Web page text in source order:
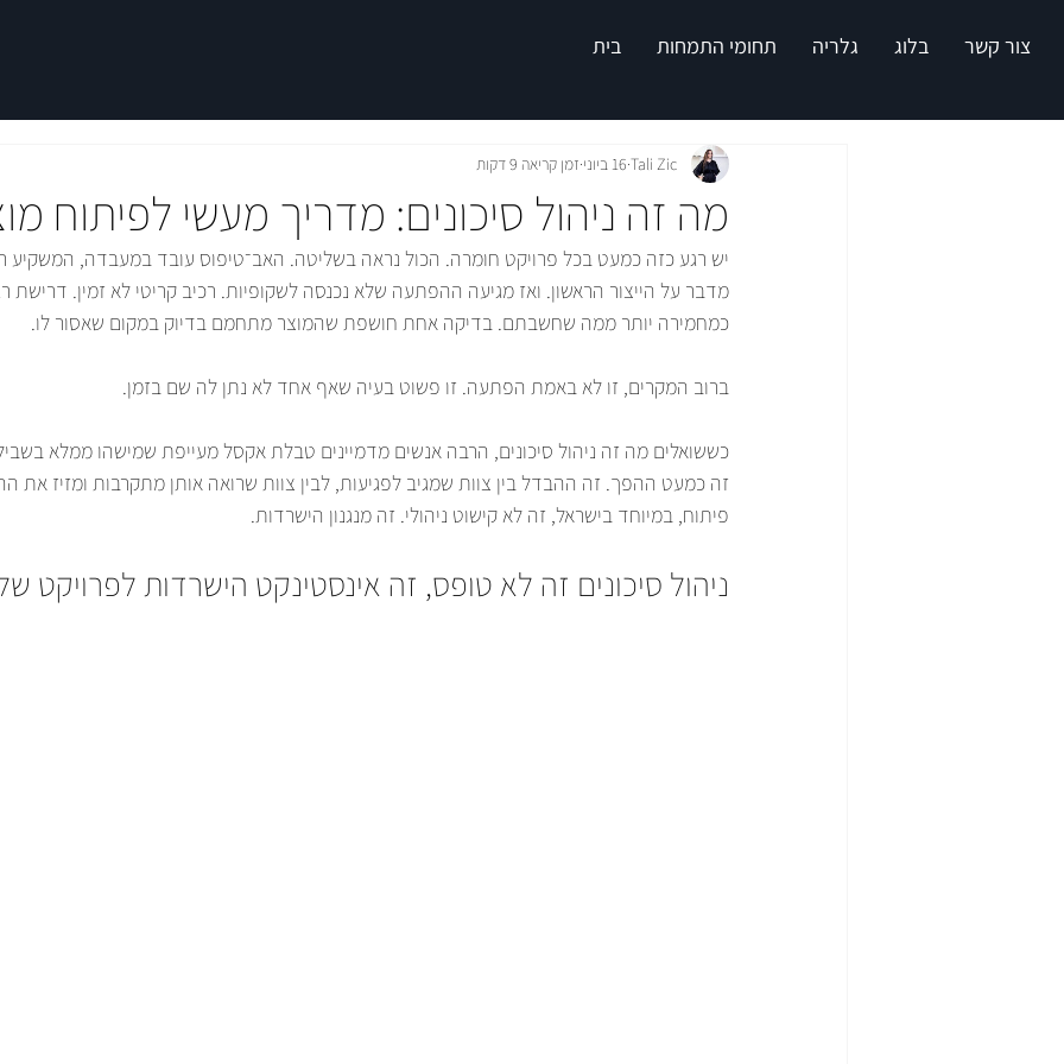
צור קשר בלוג גלריה תחומי התמחות בית
מה זה ניהול סיכונים: מדריך מעשי לפיתוח
Tali Zic 16 ביוני זמן קריאה 9 דקות
יש רגע כזה כמעט בכל פרויקט חומרה. הכול נראה בשליטה. האב־טיפוס עובד במעבדה, המשקיע
מדבר על הייצור הראשון. ואז מגיעה ההפתעה שלא נכנסה לשקופיות. רכיב קריטי לא זמין.
כמחמירה יותר ממה שחשבתם. בדיקה אחת חושפת שהמוצר מתחמם בדיוק במקום שאסור לו.
ברוב המקרים, זו לא באמת הפתעה. זו פשוט בעיה שאף אחד לא נתן לה שם בזמן.
כששואלים מה זה ניהול סיכונים, הרבה אנשים מדמיינים טבלת אקסל מעייפת שמישהו ממלא
זה כמעט ההפך. זה ההבדל בין צוות שמגיב לפגיעות, לבין צוות שרואה אותן מתקרבות ומזיז את
פיתוח, במיוחד בישראל, זה לא קישוט ניהולי. זה מנגנון הישרדות.
ניהול סיכונים זה לא טופס, זה אינסטינקט הישרדות לפרויקט